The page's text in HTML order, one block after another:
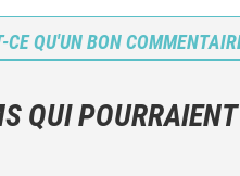
CE QU'UN BON
QUI